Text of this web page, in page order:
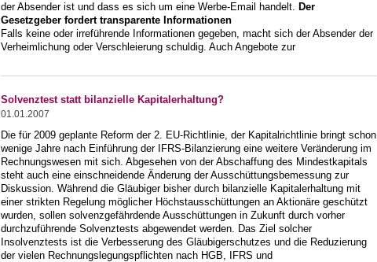
der Absender ist und dass es sich um eine Werbe-Email handelt. Der
Gesetzgeber fordert transparente Informationen
Falls keine oder irreführende Informationen gegeben, macht sich der Absender der
Verheimlichung oder Verschleierung schuldig. Auch Angebote zur
Solvenztest statt bilanzielle Kapitalerhaltung?
01.01.2007
Die für 2009 geplante Reform der 2. EU-Richtlinie, der Kapitalrichtlinie bringt schon
wenige Jahre nach Einführung der IFRS-Bilanzierung eine weitere Veränderung im
Rechnungswesen mit sich. Abgesehen von der Abschaffung des Mindestkapitals
steht auch eine einschneidende Änderung der Ausschüttungsbemessung zur
Diskussion. Während die Gläubiger bisher durch bilanzielle Kapitalerhaltung mit
einer strikten Regelung möglicher Höchstausschüttungen an Aktionäre geschützt
wurden, sollen solvenzgefährdende Ausschüttungen in Zukunft durch vorher
durchzuführende Solvenztests abgewendet werden. Das Ziel solcher
Insolvenztests ist die Verbesserung des Gläubigerschutzes und die Reduzierung
der vielen Rechnungslegungspflichten nach HGB, IFRS und